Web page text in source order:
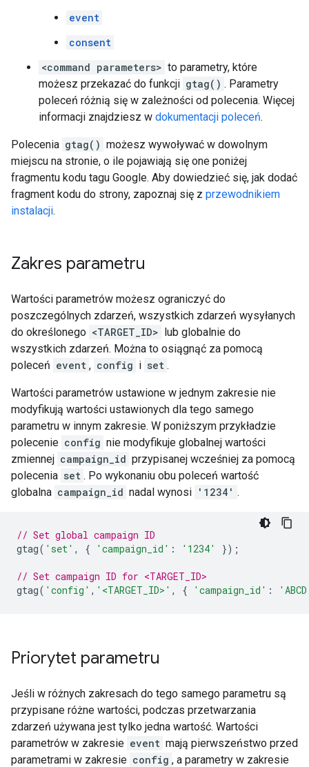
event
consent
<command parameters> to parametry, które
możesz przekazać do funkcji gtag() . Parametry
poleceń różnią się w zależności od polecenia. Więcej
informacji znajdziesz w dokumentacji poleceń.
Polecenia gtag() możesz wywoływać w dowolnym
miejscu na stronie, o ile pojawiają się one poniżej
fragmentu kodu tagu Google. Aby dowiedzieć się, jak dodać
fragment kodu do strony, zapoznaj się z przewodnikiem
instalacji.
Zakres parametru
Wartości parametrów możesz ograniczyć do
poszczególnych zdarzeń, wszystkich zdarzeń wysyłanych
do określonego <TARGET_ID> lub globalnie do
wszystkich zdarzeń. Można to osiągnąć za pomocą
poleceń event , config i set .
Wartości parametrów ustawione w jednym zakresie nie
modyfikują wartości ustawionych dla tego samego
parametru w innym zakresie. W poniższym przykładzie
polecenie config nie modyfikuje globalnej wartości
zmiennej campaign_id przypisanej wcześniej za pomocą
polecenia set . Po wykonaniu obu poleceń wartość
globalna campaign_id nadal wynosi '1234' .
// Set global campaign ID
gtag( 'set' , { 'campaign_id' : '1234' });
// Set campaign ID for <TARGET_ID>
gtag( 'config' , '<TARGET_ID>' , { 'campaign_id' :
Priorytet parametru
Jeśli w różnych zakresach do tego samego parametru są
przypisane różne wartości, podczas przetwarzania
zdarzeń używana jest tylko jedna wartość. Wartości
parametrów w zakresie event mają pierwszeństwo przed
parametrami w zakresie config , a parametry w zakresie